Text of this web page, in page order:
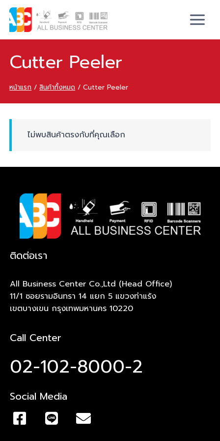
Cutter Peeler
หน้าแรก / สินค้าทั้งหมด / Cutter Peeler
ไม่พบสินค้าตรงกับที่คุณเลือก
ติดต่อเรา
All Business Center Co.,Ltd (Head Office)
11/1 ซอยรามอินทรา 14 แยก 5 แขวงท่าแร้ง
เขตบางเขน กรุงเทพมหานคร 10220
Call Center
02-102-8000-2
Social Media